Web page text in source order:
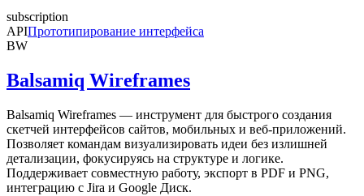
subscription
APIПрототипирование интерфейса
BW
Balsamiq Wireframes
Balsamiq Wireframes — инструмент для быстрого создания
скетчей интерфейсов сайтов, мобильных и веб-приложений.
Позволяет командам визуализировать идеи без излишней
детализации, фокусируясь на структуре и логике.
Поддерживает совместную работу, экспорт в PDF и PNG,
интеграцию с Jira и Google Диск.